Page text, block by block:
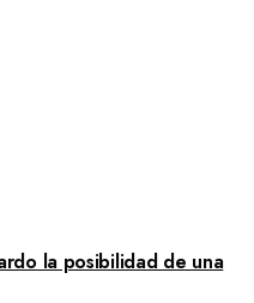
la posibilidad de una